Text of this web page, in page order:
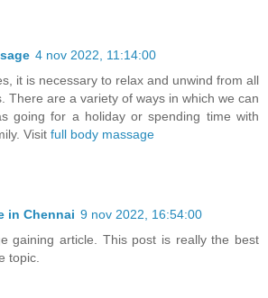
4 nov 2022, 11:14:00
it is necessary to relax and unwind from all
There are a variety of ways in which we can
going for a holiday or spending time with
Visit full body massage
in Chennai 9 nov 2022, 16:54:00
gaining article. This post is really the best
topic.